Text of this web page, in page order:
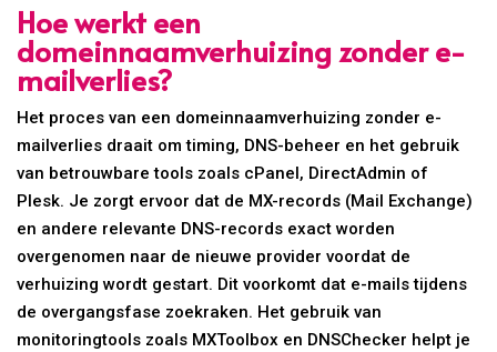
Hoe werkt een
domeinnaamverhuizing zonder e-
mailverlies?
Het proces van een domeinnaamverhuizing zonder e-
mailverlies draait om timing, DNS-beheer en het gebruik
van betrouwbare tools zoals cPanel, DirectAdmin of
Plesk. Je zorgt ervoor dat de MX-records (Mail Exchange)
en andere relevante DNS-records exact worden
overgenomen naar de nieuwe provider voordat de
verhuizing wordt gestart. Dit voorkomt dat e-mails tijdens
de overgangsfase zoekraken. Het gebruik van
monitoringtools zoals MXToolbox en DNSChecker helpt je